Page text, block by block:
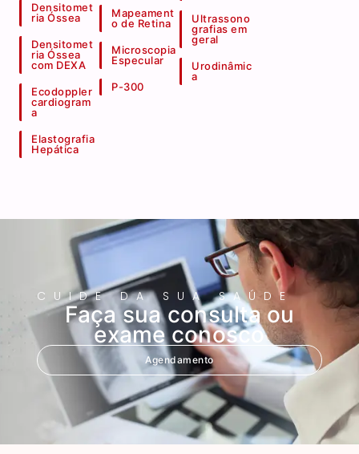
Densitomet
ria Óssea
Densitomet
ria Óssea
com DEXA
Ecodoppler
cardiogram
a
Elastografia
Hepática
Mapeament
o de Retina
Microscopia
Especular
P-300
Ultrassono
grafias em
geral
Urodinâmic
a
CUIDE DA SUA SAÚDE
Faça sua consulta ou
exame conosco
Agendamento